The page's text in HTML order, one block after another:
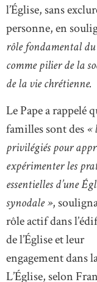
l’Église, sans
personne, en
rôle fondamental
comme pilier de la
de la vie chrétienne.
Le Pape a rappelé
familles sont des«
privilégiés pour
expérimenter les
essentielles d’une
synodale »,
rôle actif dans
de l’Église et leur
engagement dans
L’Église, selon